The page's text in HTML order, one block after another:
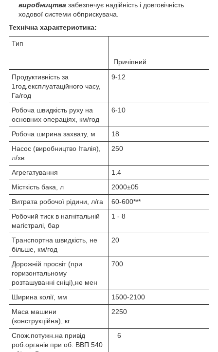
виробництва забезпечує надiйнiсть i довговiчнiсть
ходової системи обприскувача.
Технічна характеристика:
Тип
Причіпний
Продуктивність за
1год.експлуатаційного часу,
Га/год
9-12
Робоча швидкість руху на
основних операціях, км/год
6-10
Робоча ширина захвату, м
18
Насос (виробництво Італія),
л/хв
250
Агрегатування
1.4
Місткість бака, л
2000±05
Витрата робочої рідини, л/га
60-600***
Робочий тиск в нагнітальній
магістралі, бар
1 - 8
Транспортна швидкість, не
більше, км/год
20
Дорожній просвіт (при
горизонтальному
розташуванні сніці),не мен
700
Ширина колії, мм
1500-2100
Маса машини
(конструкційна), кг
2250
Спож.потужн.на привід
роб.органів при об. ВВП 540
6